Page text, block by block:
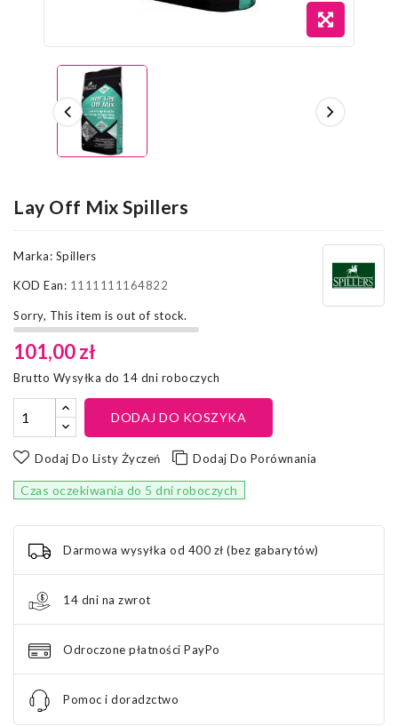
Lay Off Mix Spillers
Marka: Spillers
KOD Ean: 1111111164822
Sorry, This item is out of stock.
101,00 zł
Brutto Wysyłka do 14 dni roboczych
DODAJ DO KOSZYKA
Dodaj Do Listy Życzeń Dodaj Do Porównania
Czas oczekiwania do 5 dni roboczych
Darmowa wysyłka od 400 zł (bez gabarytów)
14 dni na zwrot
Odroczone płatności PayPo
Pomoc i doradzctwo